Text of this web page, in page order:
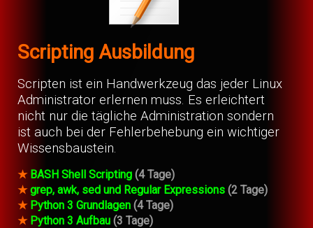
Scripting Ausbildung
Scripten ist ein Handwerkzeug das jeder Linux
Administrator erlernen muss. Es erleichtert
nicht nur die tägliche Administration sondern
ist auch bei der Fehlerbehebung ein wichtiger
Wissensbaustein.
★ BASH Shell Scripting (4 Tage)
★ grep, awk, sed und Regular Expressions (2 Tage)
★Python 3 Grundlagen (4 Tage)
★ Python 3 Aufbau (3 Tage)